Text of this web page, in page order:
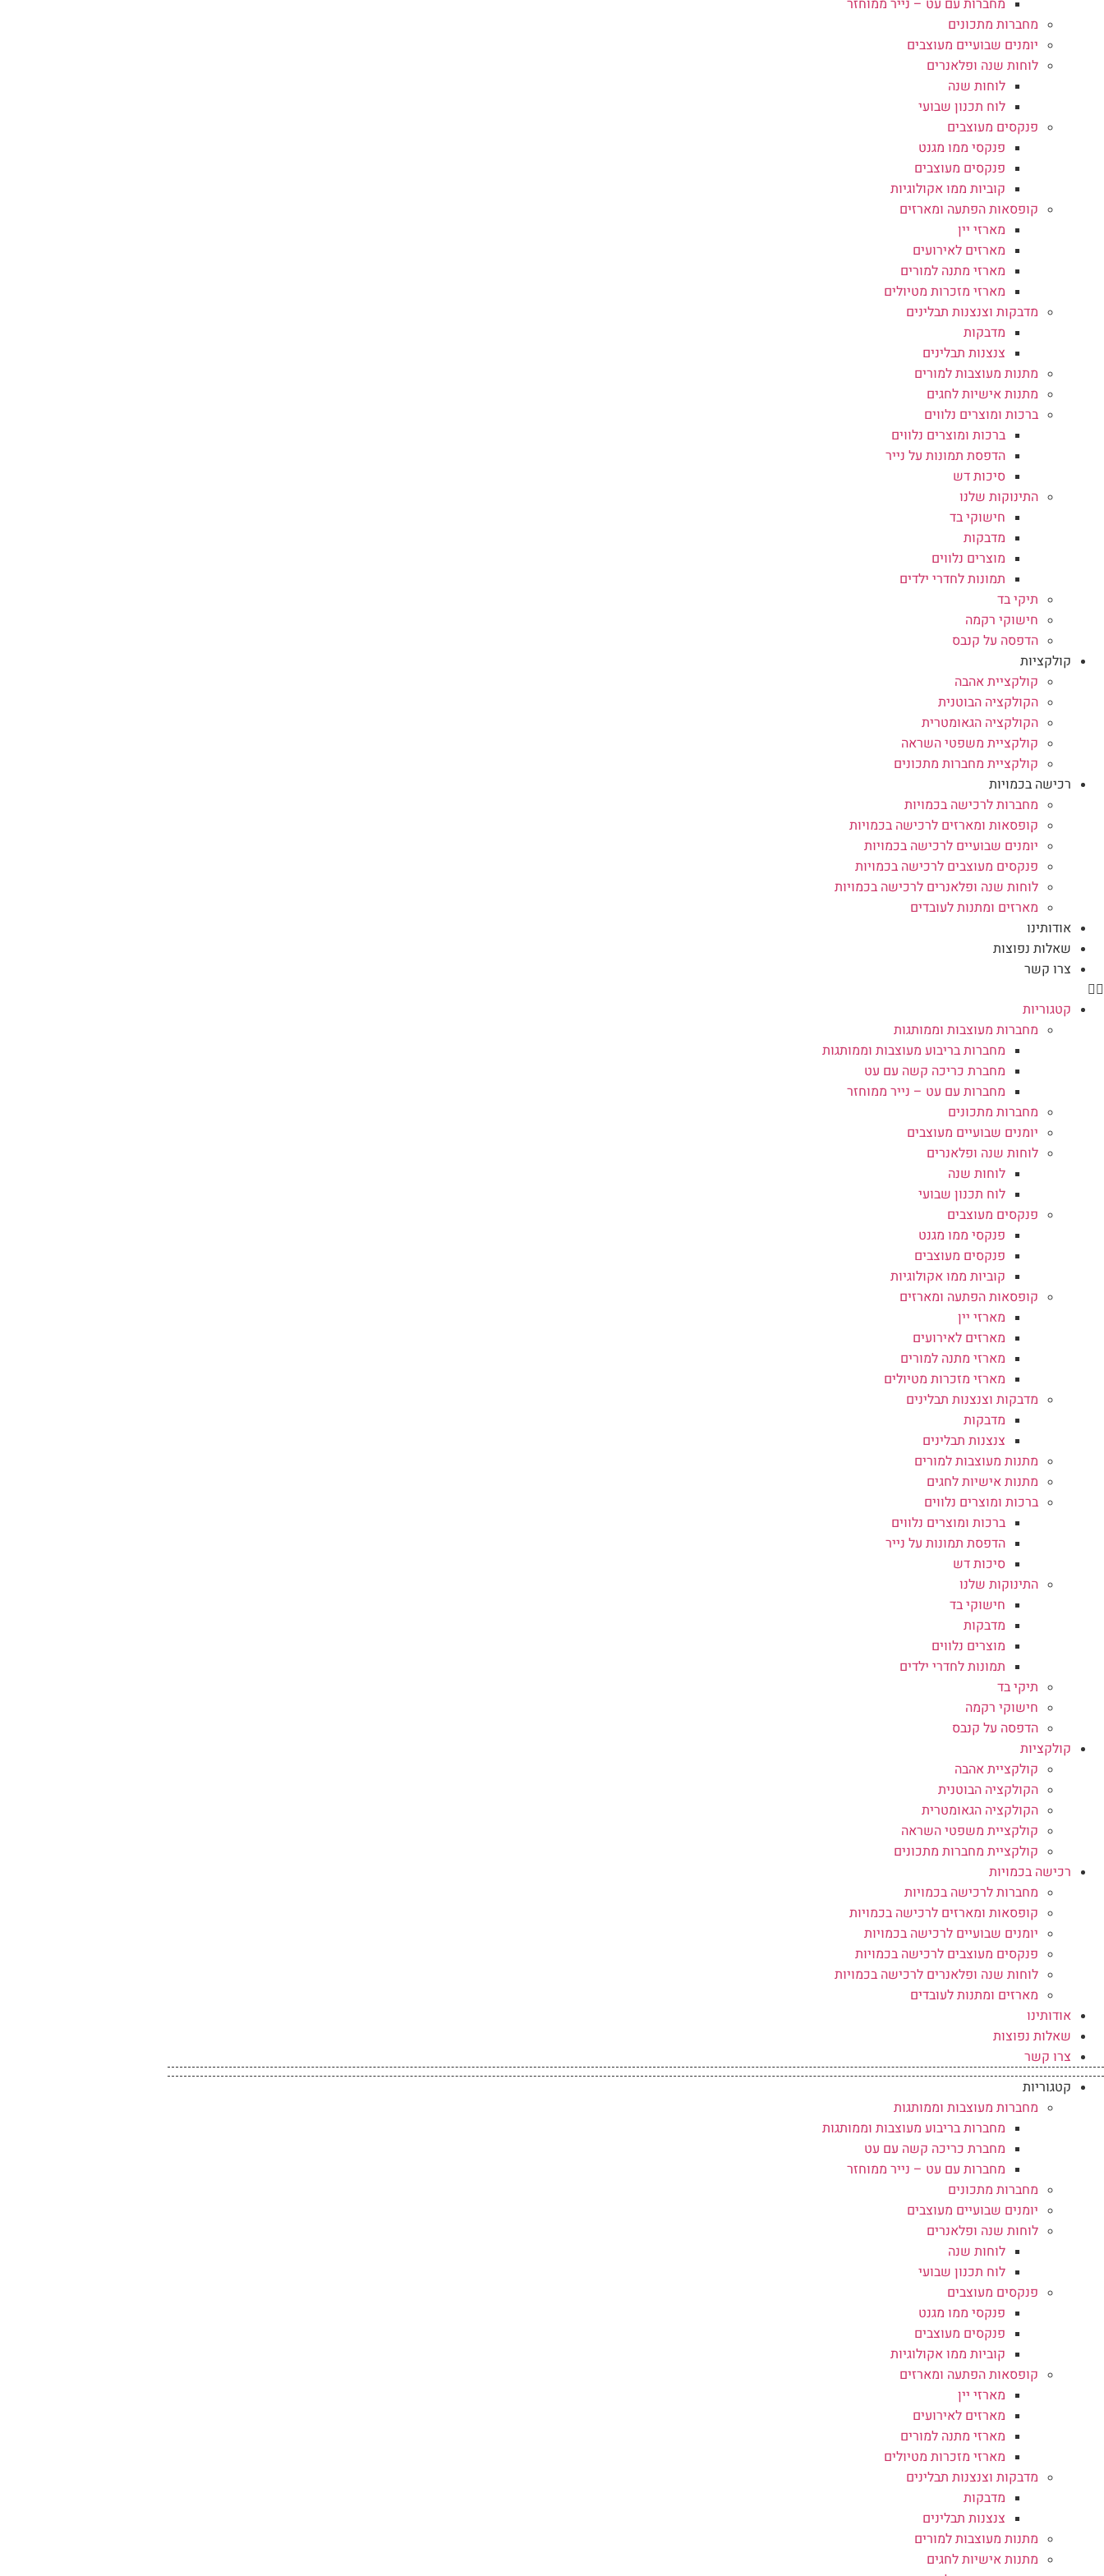
מחברות מתכונים
יומנים שבועיים מעוצבים
לוחות שנה ופלאנרים
לוחות שנה
לוח תכנון שבועי
פנקסים מעוצבים
פנקסי ממו מגנט
פנקסים מעוצבים
קוביות ממו אקולוגיות
קופסאות הפתעה ומארזים
מארזי יין
מארזים לאירועים
מארזי מתנה למורים
מארזי מזכרות מטיולים
מדבקות וצנצנות תבלינים
מדבקות
צנצנות תבלינים
מתנות מעוצבות למורים
מתנות אישיות לחגים
ברכות ומוצרים נלווים
ברכות ומוצרים נלווים
הדפסת תמונות על נייר
סיכות דש
התינוקות שלנו
חישוקי בד
מדבקות
מוצרים נלווים
תמונות לחדרי ילדים
תיקי בד
חישוקי רקמה
הדפסה על קנבס
קולקציות
קולקציית אהבה
הקולקציה הבוטנית
הקולקציה הגאומטרית
קולקציית משפטי השראה
קולקציית מחברות מתכונים
רכישה בכמויות
מחברות לרכישה בכמויות
קופסאות ומארזים לרכישה בכמויות
יומנים שבועיים לרכישה בכמויות
פנקסים מעוצבים לרכישה בכמויות
לוחות שנה ופלאנרים לרכישה בכמויות
מארזים ומתנות לעובדים
אודותינו
שאלות נפוצות
צרו קשר
קטגוריות
מחברות מעוצבות וממותגות
מחברות בריבוע מעוצבות וממותגות
מחברת כריכה קשה עם עט
מחברות עם עט – נייר ממוחזר
מחברות מתכונים
יומנים שבועיים מעוצבים
לוחות שנה ופלאנרים
לוחות שנה
לוח תכנון שבועי
פנקסים מעוצבים
פנקסי ממו מגנט
פנקסים מעוצבים
קוביות ממו אקולוגיות
קופסאות הפתעה ומארזים
מארזי יין
מארזים לאירועים
מארזי מתנה למורים
מארזי מזכרות מטיולים
מדבקות וצנצנות תבלינים
מדבקות
צנצנות תבלינים
מתנות מעוצבות למורים
מתנות אישיות לחגים
ברכות ומוצרים נלווים
ברכות ומוצרים נלווים
הדפסת תמונות על נייר
סיכות דש
התינוקות שלנו
חישוקי בד
מדבקות
מוצרים נלווים
תמונות לחדרי ילדים
תיקי בד
חישוקי רקמה
הדפסה על קנבס
קולקציות
קולקציית אהבה
הקולקציה הבוטנית
הקולקציה הגאומטרית
קולקציית משפטי השראה
קולקציית מחברות מתכונים
רכישה בכמויות
מחברות לרכישה בכמויות
קופסאות ומארזים לרכישה בכמויות
יומנים שבועיים לרכישה בכמויות
פנקסים מעוצבים לרכישה בכמויות
לוחות שנה ופלאנרים לרכישה בכמויות
מארזים ומתנות לעובדים
אודותינו
שאלות נפוצות
צרו קשר
קטגוריות
מחברות מעוצבות וממותגות
מחברות בריבוע מעוצבות וממותגות
מחברת כריכה קשה עם עט
מחברות עם עט – נייר ממוחזר
מחברות מתכונים
יומנים שבועיים מעוצבים
לוחות שנה ופלאנרים
לוחות שנה
לוח תכנון שבועי
פנקסים מעוצבים
פנקסי ממו מגנט
פנקסים מעוצבים
קוביות ממו אקולוגיות
קופסאות הפתעה ומארזים
מארזי יין
מארזים לאירועים
מארזי מתנה למורים
מארזי מזכרות מטיולים
מדבקות וצנצנות תבלינים
מדבקות
צנצנות תבלינים
מתנות מעוצבות למורים
מתנות אישיות לחגים